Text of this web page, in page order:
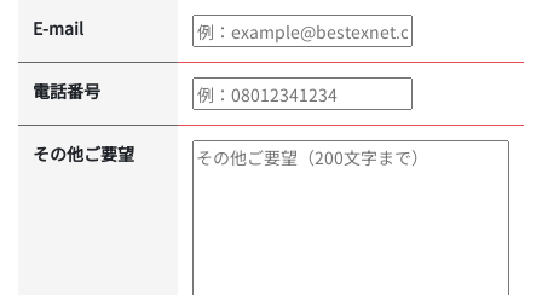
E-mail
電話番号
その他ご要望